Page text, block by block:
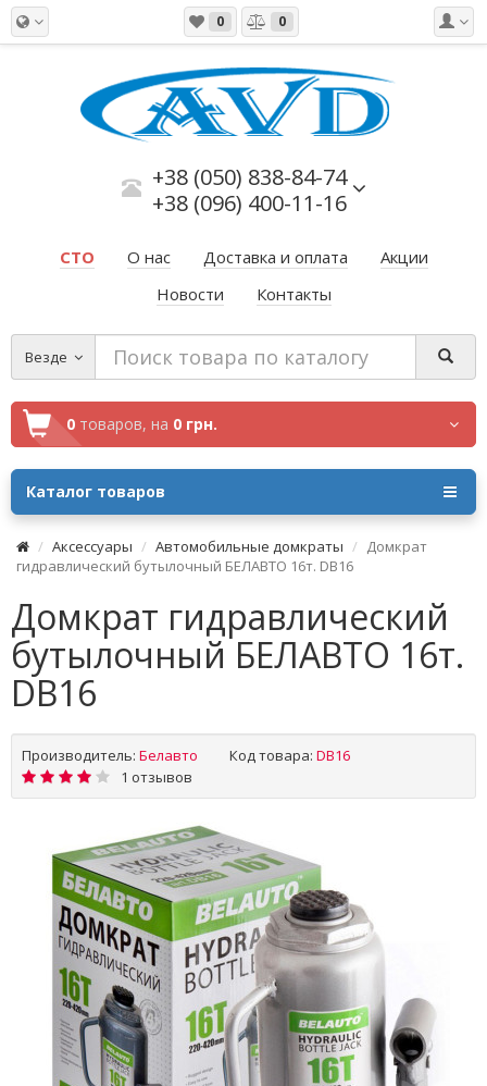
0 0
+38 (050) 838-84-74
+38 (096) 400-11-16
СТО О нас Доставка и оплата
Акции
Новости
Контакты
Везде
0 товаров, на 0 грн.
Каталог товаров
Аксессуары Автомобильные домкраты
Домкрат
гидравлический бутылочный БЕЛАВТО 16т. DB16
Домкрат гидравлический
бутылочный БЕЛАВТО 16т.
DB16
Производитель: Белавто Код товара: DB16
1 отзывов